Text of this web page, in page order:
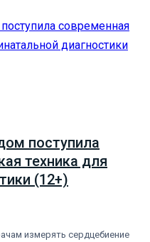
поступила
техника для
(12+)
измерять сердцебиение